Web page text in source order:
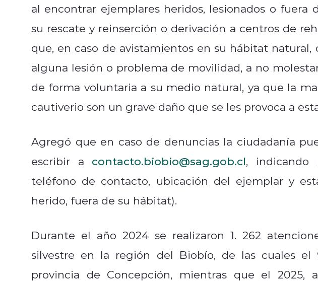
al encontrar ejemplares heridos, lesionados o fuera
su rescate y reinserción o derivación a centros de
que, en caso de avistamientos en su hábitat natural,
alguna lesión o problema de movilidad, a no
de forma voluntaria a su medio natural, ya que la
cautiverio son un grave daño que se les provoca a
Agregó que en caso de denuncias la ciudadanía
escribir a
contacto.biobio@sag.gob.cl, indicando
teléfono de contacto, ubicación del ejemplar y
herido, fuera de su hábitat).
Durante el año 2024 se realizaron 1. 262
silvestre en la región del Biobío, de las cuales el
provincia de Concepción, mientras que el 2025,